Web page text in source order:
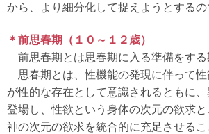
から、より細分化して捉えようとするの
＊前思春期（１０～１２歳）
前思春期とは思春期に入る準備をする
思春期とは、性機能の発現に伴って性
が性的な存在として意識されるともに
登場し、性欲という身体の次元の欲求
神の次元の欲求を統合的に充足させる